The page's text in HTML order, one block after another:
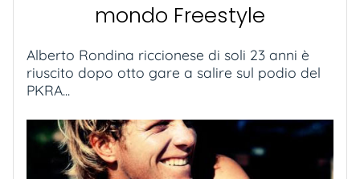
mondo Freestyle
Alberto Rondina riccionese di soli 23 anni è
riuscito dopo otto gare a salire sul podio del
PKRA...